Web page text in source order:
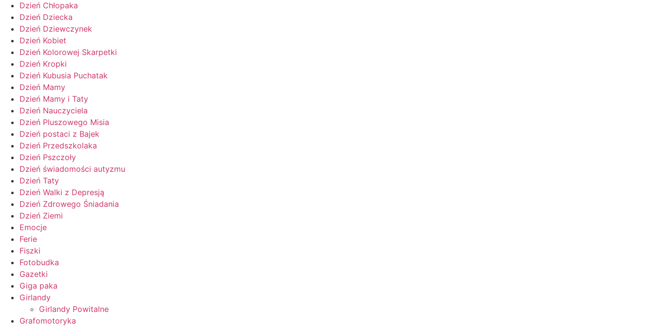
Dzień Chłopaka
Dzień Dziecka
Dzień Dziewczynek
Dzień Kobiet
Dzień Kolorowej Skarpetki
Dzień Kropki
Dzień Kubusia Puchatak
Dzień Mamy
Dzień Mamy i Taty
Dzień Nauczyciela
Dzień Pluszowego Misia
Dzień postaci z Bajek
Dzień Przedszkolaka
Dzień Pszczoły
Dzień świadomości autyzmu
Dzień Taty
Dzień Walki z Depresją
Dzień Zdrowego Śniadania
Dzień Ziemi
Emocje
Ferie
Fiszki
Fotobudka
Gazetki
Giga paka
Girlandy
Girlandy Powitalne
Grafomotoryka